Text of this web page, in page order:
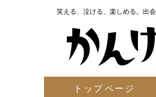
笑える、泣ける、楽しめる。出
トップページ